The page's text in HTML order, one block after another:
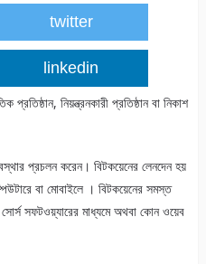
twitter
linkedin
নিয়ন্ত্রনকারী প্রতিষ্ঠান বা নিকাশ
প্রচলন করেন। বিটকয়েনের লেনদেন হয়
বা মোবাইলে । বিটকয়েনের সমস্ত
সফটওয়্যারের মাধ্যমে অথবা কোন ওয়েব